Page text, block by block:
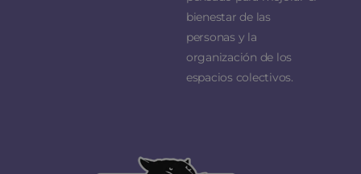
bienestar de las
personas y la
organización de los
espacios colectivos.